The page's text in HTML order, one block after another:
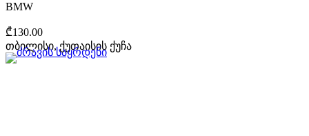
BMW
₾130.00
თბილისი, ქუთაისის ქუჩა